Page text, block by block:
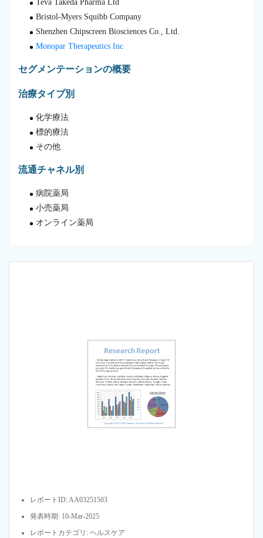
Teva Takeda Pharma Ltd
Bristol-Myers Squibb Company
Shenzhen Chipscreen Biosciences Co., Ltd.
Monopar Therapeutics Inc
セグメンテーションの概要
治療タイプ別
化学療法
標的療法
その他
流通チャネル別
病院薬局
小売薬局
オンライン薬局
レポートID: AA03251503
発表時期: 10-Mar-2025
レポートカテゴリ: ヘルスケア